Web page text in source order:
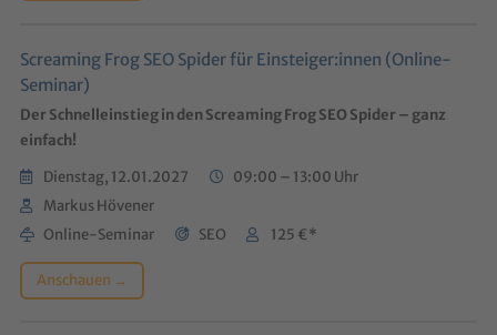
Screaming Frog SEO Spider für Einsteiger:innen (Online-
Seminar)
Der Schnelleinstieg in den Screaming Frog SEO Spider – ganz
einfach!
Dienstag, 12.01.2027
09:00 – 13:00 Uhr
Markus Hövener
Online-Seminar
SEO 125 €*
Anschauen →